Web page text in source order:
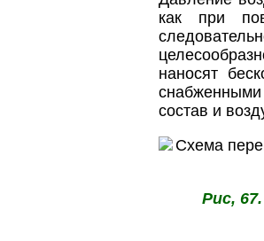
как при
наносят
состав и
Рис,